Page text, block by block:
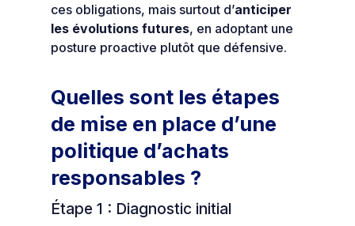
ces obligations, mais surtout d’anticiper
les évolutions futures, en adoptant une
posture proactive plutôt que défensive.
Quelles sont les étapes
de mise en place d’une
politique d’achats
responsables ?
Étape 1 : Diagnostic initial